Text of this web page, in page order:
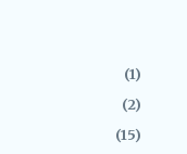
(1)
(2)
(15)